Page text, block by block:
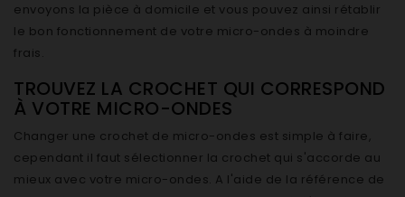
envoyons la pièce à domicile et vous pouvez ainsi rétablir
le bon fonctionnement de votre micro-ondes à moindre
frais.
TROUVEZ LA CROCHET QUI CORRESPOND
À VOTRE MICRO-ONDES
Changer une crochet de micro-ondes est simple à faire,
cependant il faut sélectionner la crochet qui s'accorde au
mieux avec votre micro-ondes. A l'aide de la référence de